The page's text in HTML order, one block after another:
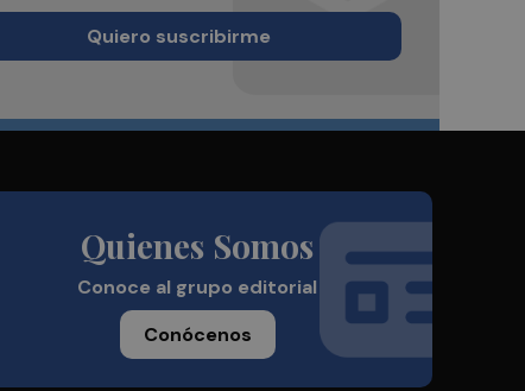
Quiero suscribirme
Quienes Somos
Conoce al grupo editorial
Conócenos